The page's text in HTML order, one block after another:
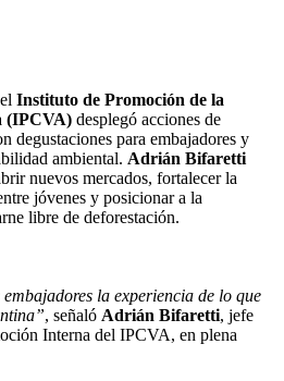
Instituto de Promoción de la
(IPCVA) desplegó acciones de
degustaciones para embajadores y
ambiental. Adrián Bifaretti
nuevos mercados, fortalecer la
jóvenes y posicionar a la
libre de deforestación.
la experiencia de lo que
, señaló Adrián Bifaretti, jefe
Interna del IPCVA, en plena